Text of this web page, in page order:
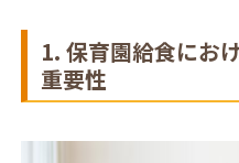
1. 保育園給食にお
重要性